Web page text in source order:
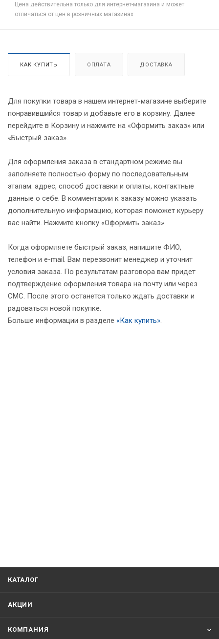
Цена действительна только для интернет-магазина и может
отличаться от цен в розничных магазинах
КАК КУПИТЬ ОПЛАТА ДОСТАВКА
Для покупки товара в нашем интернет-магазине выберите
понравившийся товар и добавьте его в корзину. Далее
перейдите в Корзину и нажмите на «Оформить заказ» или
«Быстрый заказ».
Для оформления заказа в стандартном режиме вы
заполняете полностью форму по последовательным
этапам: адрес, способ доставки и оплаты, контактные
данные о себе. В комментарии к заказу можно указать
дополнительную информацию, которая поможет курьеру
вас найти. Нажмите кнопку «Оформить заказ».
Когда оформляете быстрый заказ, напишите ФИО,
телефон и e-mail. Вам перезвонит менеджер и уточнит
условия заказа. По результатам разговора вам придет
подтверждение оформления товара на почту или через
СМС. После этого останется только ждать доставки и
радоваться новой покупке.
Больше информации в разделе «Как купить».
КАТАЛОГ
АКЦИИ
КОМПАНИЯ